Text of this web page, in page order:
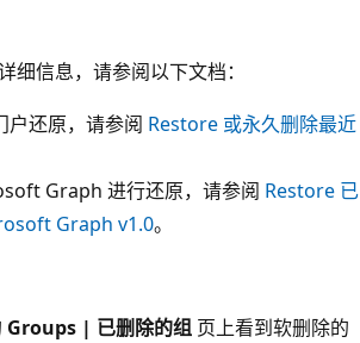
细信息，请参阅以下文档：
户还原，请参阅 Restore 或永久删除最近
Graph 进行还原，请参阅 Restore 已
Graph v1.0。
Groups | 已删除的组 页上看到软删除的